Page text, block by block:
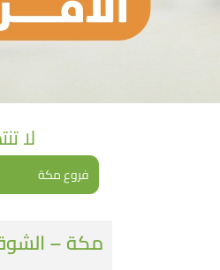
لا
فروع مكة
مكة –